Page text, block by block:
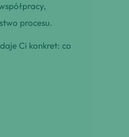
procesu.
Ci konkret: co